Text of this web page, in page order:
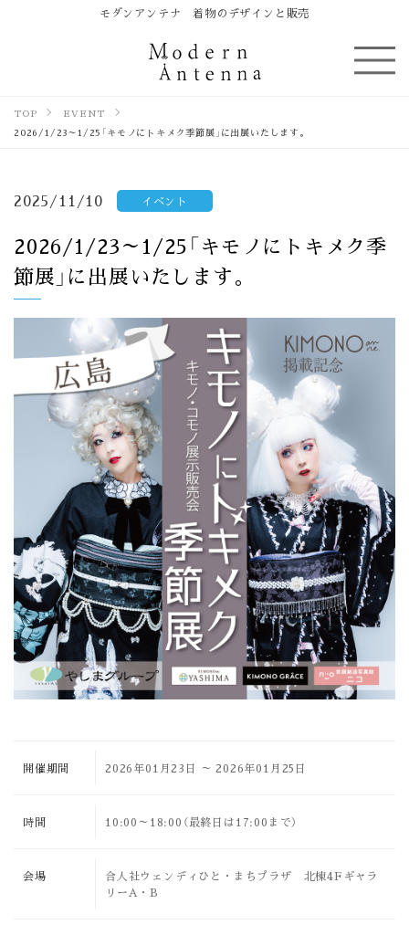
モダンアンテナ 着物のデザインと販売
TOP
EVENT
2026/1/23～1/25「キモノにトキメク季節展」に出展いたします。
2025/11/10 イベント
2026/1/23～1/25「キモノにトキメク季
節展」に出展いたします。
開催期間 2026年01月23日 ～ 2026年01月25日
時間 10:00～18:00（最終日は17:00まで）
会場
合人社ウェンディひと・まちプラザ 北棟4Fギャラ
リーA・B